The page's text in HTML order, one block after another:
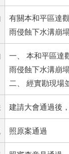
有關本和平區達
雨侵蝕下水溝崩
一、 本和平區達
雨侵蝕下水溝崩
二、 經實勘現場
建請大會通過後
照原案通過